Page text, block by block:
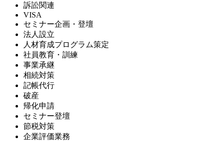
訴訟関連
VISA
セミナー企画・登壇
法人設立
人材育成プログラム策定
社員教育・訓練
事業承継
相続対策
記帳代行
破産
帰化申請
セミナー登壇
節税対策
企業評価業務